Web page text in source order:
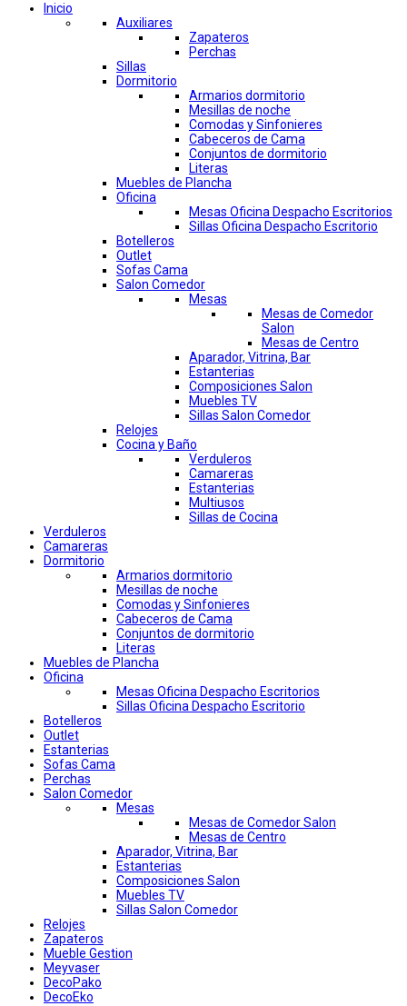
Inicio
Auxiliares
Zapateros
Perchas
Sillas
Dormitorio
Armarios dormitorio
Mesillas de noche
Comodas y Sinfonieres
Cabeceros de Cama
Conjuntos de dormitorio
Literas
Muebles de Plancha
Oficina
Mesas Oficina Despacho Escritorios
Sillas Oficina Despacho Escritorio
Botelleros
Outlet
Sofas Cama
Salon Comedor
Mesas
Mesas de Comedor
Salon
Mesas de Centro
Aparador, Vitrina, Bar
Estanterias
Composiciones Salon
Muebles TV
Sillas Salon Comedor
Relojes
Cocina y Baño
Verduleros
Camareras
Estanterias
Multiusos
Sillas de Cocina
Verduleros
Camareras
Dormitorio
Armarios dormitorio
Mesillas de noche
Comodas y Sinfonieres
Cabeceros de Cama
Conjuntos de dormitorio
Literas
Muebles de Plancha
Oficina
Mesas Oficina Despacho Escritorios
Sillas Oficina Despacho Escritorio
Botelleros
Outlet
Estanterias
Sofas Cama
Perchas
Salon Comedor
Mesas
Mesas de Comedor Salon
Mesas de Centro
Aparador, Vitrina, Bar
Estanterias
Composiciones Salon
Muebles TV
Sillas Salon Comedor
Relojes
Zapateros
Mueble Gestion
Meyvaser
DecoPako
DecoEko